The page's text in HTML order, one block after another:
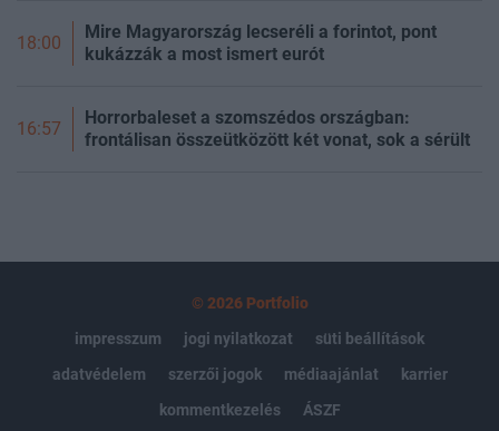
18:00
Mire Magyarország lecseréli a forintot, pont
kukázzák a most ismert eurót
16:57
Horrorbaleset a szomszédos országban:
frontálisan összeütközött két vonat, sok a sérült
© 2026 Portfolio
impresszum
jogi nyilatkozat
süti beállítások
adatvédelem
szerzői jogok médiaajánlat
karrier
kommentkezelés
ÁSZF